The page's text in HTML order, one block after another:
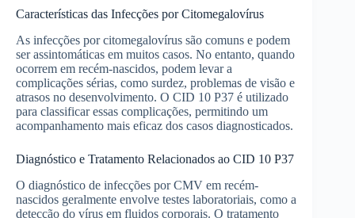
Características das Infecções por Citomegalovírus
As infecções por citomegalovírus são comuns e podem
ser assintomáticas em muitos casos. No entanto, quando
ocorrem em recém-nascidos, podem levar a
complicações sérias, como surdez, problemas de visão e
atrasos no desenvolvimento. O CID 10 P37 é utilizado
para classificar essas complicações, permitindo um
acompanhamento mais eficaz dos casos diagnosticados.
Diagnóstico e Tratamento Relacionados ao CID 10 P37
O diagnóstico de infecções por CMV em recém-
nascidos geralmente envolve testes laboratoriais, como a
detecção do vírus em fluidos corporais. O tratamento